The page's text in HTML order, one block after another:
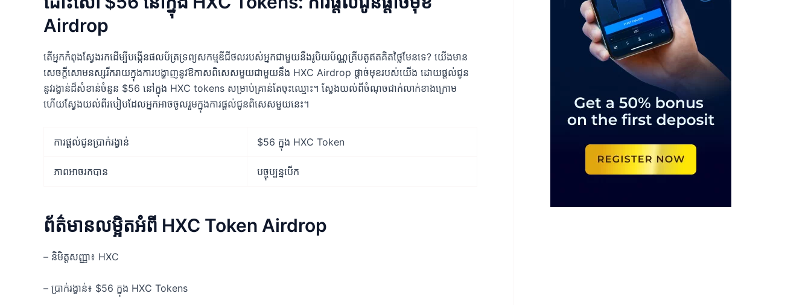
Airdrop
តើអ្នកកំពុងស្វែងរកដើម្បីបង្កើនផលប័ត្រទ្រព្យសកម្មឌីជីថលរបស់អ្នកជាមួយនឹងរូបិយប័ណ្ណគ្រីបតូឥតគិតថ្លៃមែនទេ? យើងមាន
សេចក្តីសោមនស្សរីករាយក្នុងការបង្ហាញនូវឱកាសពិសេសមួយជាមួយនឹង HXC Airdrop ផ្តាច់មុខរបស់យើង ដោយផ្តល់ជូន
នូវរង្វាន់ដ៏សំខាន់ចំនួន $56 នៅក្នុង HXC tokens សម្រាប់គ្រាន់តែចុះឈ្មោះ។ ស្វែងយល់ពីចំណុចជាក់លាក់ខាងក្រោម
ហើយស្វែងយល់ពីរបៀបដែលអ្នកអាចចូលរួមក្នុងការផ្តល់ជូនពិសេសមួយនេះ។
ការផ្តល់ជូនប្រាក់រង្វាន់ $56 ក្នុង HXC Token
ភាពអាចរកបាន បច្ចុប្បន្នបើក
ព័ត៌មានលម្អិតអំពី HXC Token Airdrop
– និមិត្តសញ្ញា៖ HXC
– ប្រាក់រង្វាន់៖ $56 ក្នុង HXC Tokens